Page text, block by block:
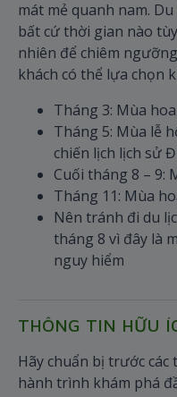
mát mẻ quanh nam.
bất cứ thời gian nào
nhiên để chiêm
khách có thể lựa chọn
Tháng 3: Mùa
Tháng 5: Mùa lễ
chiến lịch lịch sử
Cuối tháng 8 – 9:
Tháng 11: Mùa
Nên tránh đi du
tháng 8 vì đây là
nguy hiểm
THÔNG TIN HỮU
Hãy chuẩn bị trước
hành trình khám phá